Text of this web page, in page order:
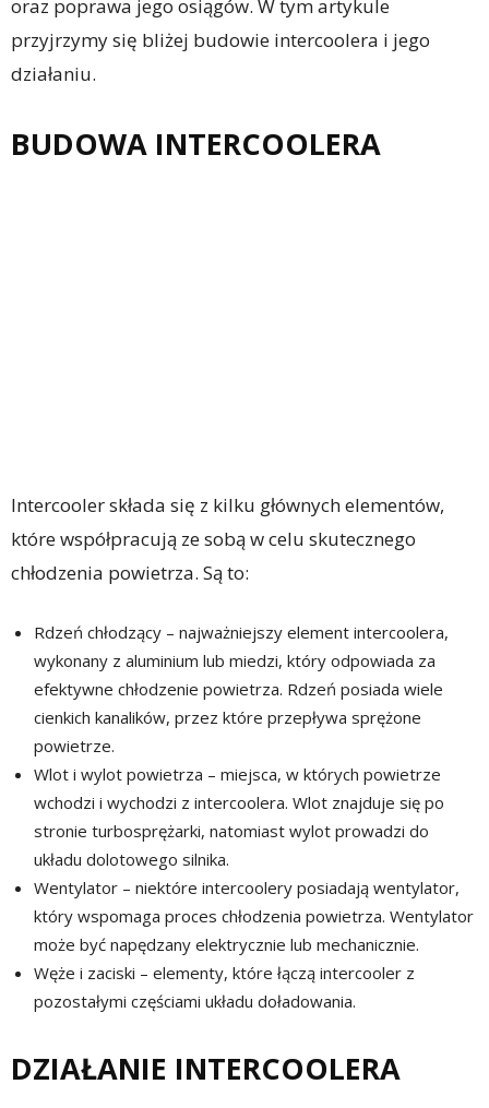
oraz poprawa jego osiągów. W tym artykule
przyjrzymy się bliżej budowie intercoolera i jego
działaniu.
BUDOWA INTERCOOLERA
Intercooler składa się z kilku głównych elementów,
które współpracują ze sobą w celu skutecznego
chłodzenia powietrza. Są to:
Rdzeń chłodzący – najważniejszy element intercoolera,
wykonany z aluminium lub miedzi, który odpowiada za
efektywne chłodzenie powietrza. Rdzeń posiada wiele
cienkich kanalików, przez które przepływa sprężone
powietrze.
Wlot i wylot powietrza – miejsca, w których powietrze
wchodzi i wychodzi z intercoolera. Wlot znajduje się po
stronie turbosprężarki, natomiast wylot prowadzi do
układu dolotowego silnika.
Wentylator – niektóre intercoolery posiadają wentylator,
który wspomaga proces chłodzenia powietrza. Wentylator
może być napędzany elektrycznie lub mechanicznie.
Węże i zaciski – elementy, które łączą intercooler z
pozostałymi częściami układu doładowania.
DZIAŁANIE INTERCOOLERA